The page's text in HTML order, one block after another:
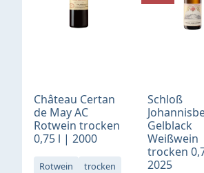
Château Certan
de May AC
Rotwein trocken
0,75 l | 2000
Rotwein
trocken
Schloß
Gelblack
Weißwein
trocken
2025